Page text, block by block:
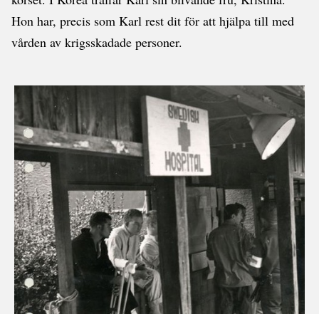
Hon har, precis som Karl rest dit för att hjälpa till med
vården av krigsskadade personer.